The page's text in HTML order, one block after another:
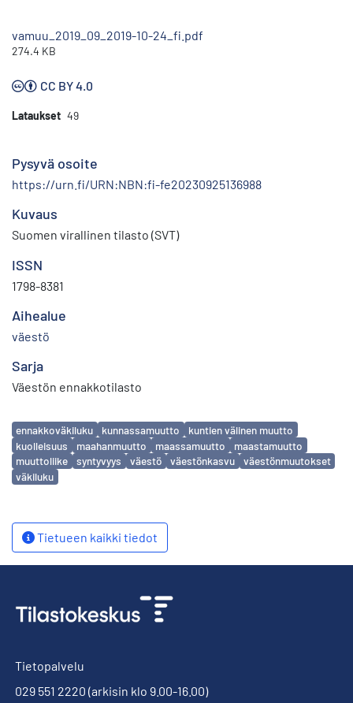
vamuu_2019_09_2019-10-24_fi.pdf
274.4 KB
CC BY 4.0
Lataukset 49
Pysyvä osoite
https://urn.fi/URN:NBN:fi-fe20230925136988
Kuvaus
Suomen virallinen tilasto (SVT)
ISSN
1798-8381
Aihealue
väestö
Sarja
Väestön ennakkotilasto
Avainsanat
ennakkoväkiluku kunnassamuutto
kuntien välinen muutto
kuolleisuus
maahanmuutto maassamuutto
maastamuutto
muuttoliike
syntyvyys väestö väestönkasvu
väestönmuutokset
väkiluku
Tietueen kaikki tiedot
Tietopalvelu
029 551 2220 (arkisin klo 9.00-16.00)